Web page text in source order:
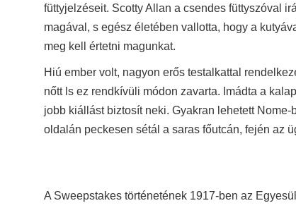
füttyjelzéseit. Scotty Allan a csendes füttyszóval
magával, s egész életében vallotta, hogy a
meg kell értetni magunkat.
Hiú ember volt, nagyon erős testalkattal
nőtt ls ez rendkívüli módon zavarta. Imádta a
jobb kiállást biztosít neki. Gyakran lehetett
oldalán peckesen sétál a saras főutcán, fején az
A Sweepstakes történetének 1917-ben az